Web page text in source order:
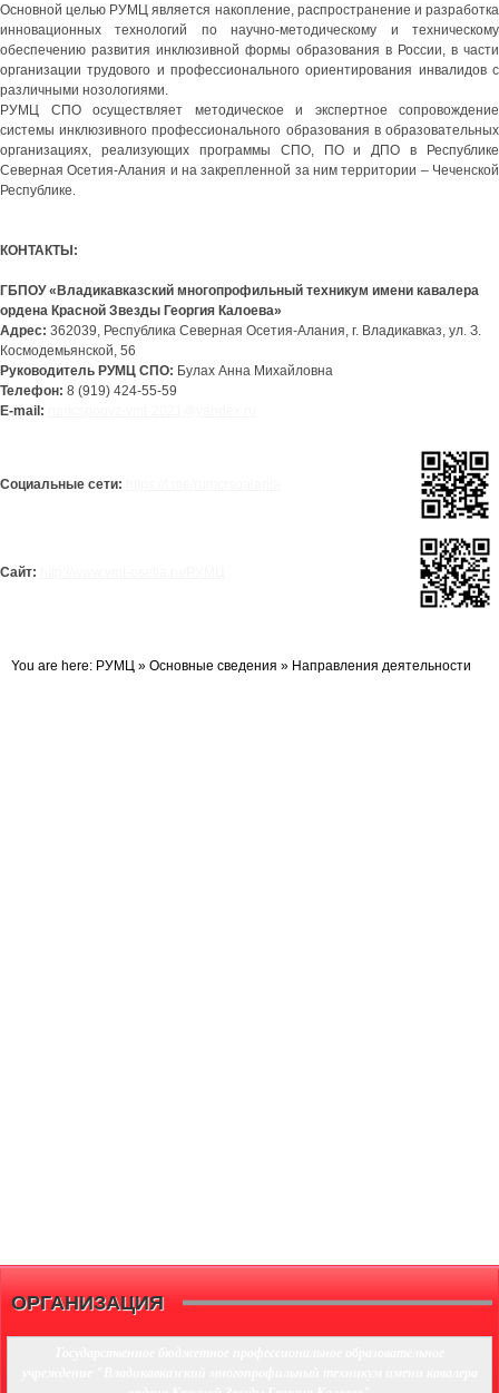
Основной целью РУМЦ является накопление, распространение и разработка
инновационных технологий по научно-методическому и техническому
обеспечению развития инклюзивной формы образования в России, в части
организации трудового и профессионального ориентирования инвалидов с
различными нозологиями.
РУМЦ СПО осуществляет методическое и экспертное сопровождение
системы инклюзивного профессионального образования в образовательных
организациях, реализующих программы СПО, ПО и ДПО в Республике
Северная Осетия-Алания и на закрепленной за ним территории – Чеченской
Республике.
КОНТАКТЫ:
ГБПОУ «Владикавказский многопрофильный техникум имени кавалера
ордена Красной Звезды Георгия Калоева»
Адрес: 362039, Республика Северная Осетия-Алания, г. Владикавказ, ул. З.
Космодемьянской, 56
Руководитель РУМЦ СПО: Булах Анна Михайловна
Телефон: 8 (919) 424-55-59
E-mail :
Социальные сети:
Сайт:
You are here: РУМЦ » Основные сведения » Направления деятельности
ОРГАНИЗАЦИЯ